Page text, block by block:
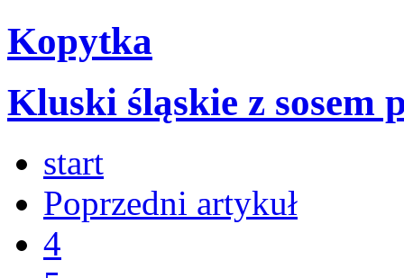
Kopytka
Kluski śląskie z sosem
start
Poprzedni artykuł
4